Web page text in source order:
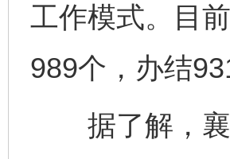
工作模式。目
989个，办结
据了解，襄